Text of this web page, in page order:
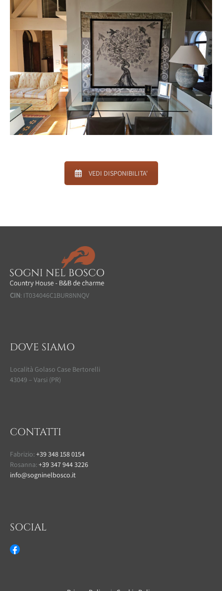
VEDI DISPONIBILITA'
CIN: IT034046C1BUR8NNQV
DOVE SIAMO
Località Golaso Case Bertorelli
43049 – Varsi (PR)
CONTATTI
Fabrizio:+39 348 158 0154
Rosanna:+39 347 944 3226
info@sogninelbosco.it
SOCIAL